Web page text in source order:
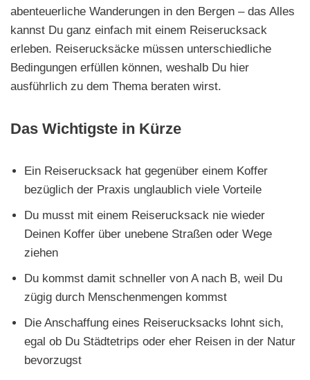
abenteuerliche Wanderungen in den Bergen – das Alles
kannst Du ganz einfach mit einem Reiserucksack
erleben. Reiserucksäcke müssen unterschiedliche
Bedingungen erfüllen können, weshalb Du hier
ausführlich zu dem Thema beraten wirst.
Das Wichtigste in Kürze
Ein Reiserucksack hat gegenüber einem Koffer
bezüglich der Praxis unglaublich viele Vorteile
Du musst mit einem Reiserucksack nie wieder
Deinen Koffer über unebene Straßen oder Wege
ziehen
Du kommst damit schneller von A nach B, weil Du
zügig durch Menschenmengen kommst
Die Anschaffung eines Reiserucksacks lohnt sich,
egal ob Du Städtetrips oder eher Reisen in der Natur
bevorzugst